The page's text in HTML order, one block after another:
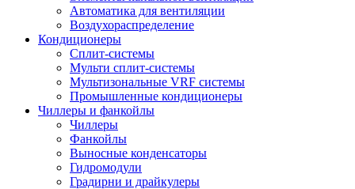
Автоматика для вентиляции
Воздухораспределение
Кондиционеры
Сплит-системы
Мульти сплит-системы
Мультизональные VRF системы
Промышленные кондиционеры
Чиллеры и фанкойлы
Чиллеры
Фанкойлы
Выносные конденсаторы
Гидромодули
Градирни и драйкулеры